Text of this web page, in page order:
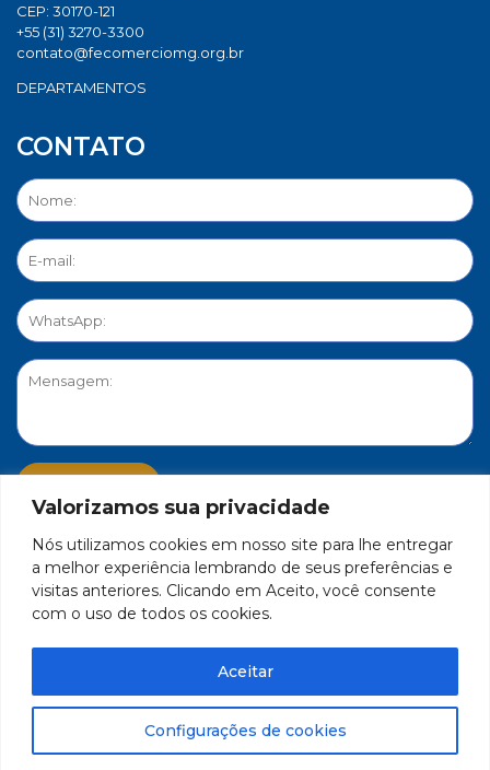
Valorizamos sua privacidade
Nós utilizamos cookies em nosso site para lhe entregar
a melhor experiência lembrando de seus preferências e
visitas anteriores. Clicando em Aceito, você consente
com o uso de todos os cookies.
Configurações de cookies
Aceitar
CEP: 30170-121
+55 (31) 3270-3300
contato@fecomerciomg.org.br
DEPARTAMENTOS
CONTATO
PORTAL DE PRIVACIDADE
17.271.982/0001-59